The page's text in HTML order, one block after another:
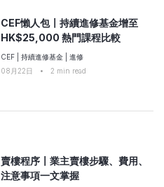
CEF懶人包〡持續進修基金增至
HK$25,000 熱門課程比較
CEF 持續進修基金
進修
08月22日
• 2 min read
賣樓程序〡業主賣樓步驟、費用、
注意事項一文掌握